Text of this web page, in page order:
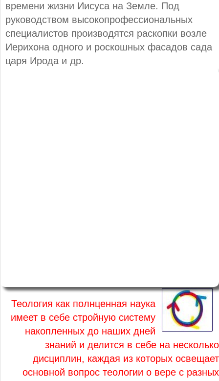
времени жизни Иисуса на Земле. Под
руководством высокопрофессиональных
специалистов производятся раскопки возле
Иерихона одного и роскошных фасадов сада
царя Ирода и др.
Теология как полнценная наука
имеет в себе стройную систему
накопленных до наших дней
знаний и делится в себе на несколько
дисциплин, каждая из которых освещает
основной вопрос теологии о вере с разных